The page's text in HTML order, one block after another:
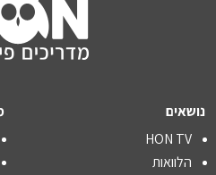
נושאים
HON TV
הלוואות